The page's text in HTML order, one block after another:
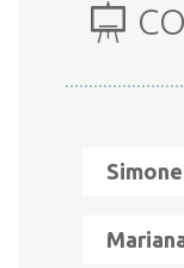
CONTATO